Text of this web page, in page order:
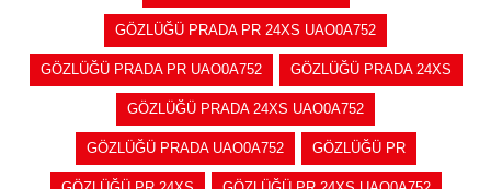
GÖZLÜĞÜ PRADA PR 24XS UAO0A752
GÖZLÜĞÜ PRADA PR UAO0A752 GÖZLÜĞÜ PRADA 24XS
GÖZLÜĞÜ PRADA 24XS UAO0A752
GÖZLÜĞÜ PRADA UAO0A752 GÖZLÜĞÜ PR